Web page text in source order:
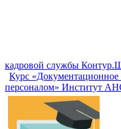
кадровой службы
Курс «Документационное
персоналом» Институт